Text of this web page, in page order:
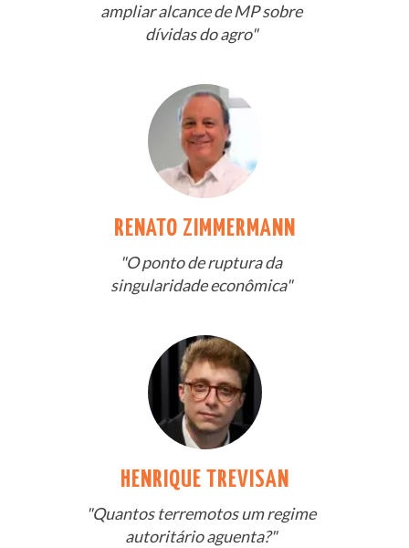
ampliar alcance de MP sobre
dívidas do agro"
RENATO ZIMMERMANN
"O ponto de ruptura da
singularidade econômica"
HENRIQUE TREVISAN
"Quantos terremotos um regime
autoritário aguenta?"